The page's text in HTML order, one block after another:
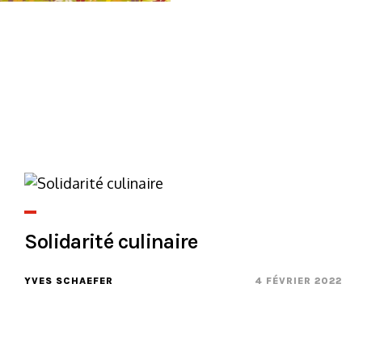
Solidarité culinaire
YVES SCHAEFER 4 FÉVRIER 2022